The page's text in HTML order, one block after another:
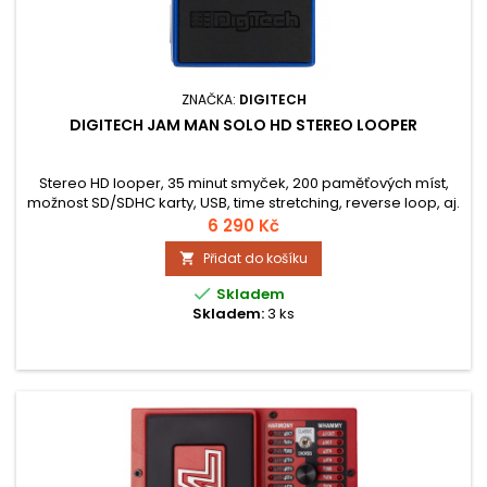
ZNAČKA: DIGITECH
DIGITECH JAM MAN SOLO HD STEREO LOOPER
Stereo HD looper, 35 minut smyček, 200 paměťových míst,
možnost SD/SDHC karty, USB, time stretching, reverse loop, aj.
6 290 Kč
 Přidat do košíku
 Skladem
Skladem:3 ks